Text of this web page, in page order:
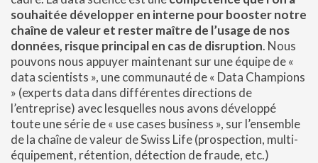
souhaitée développer en interne pour booster notre
chaîne de valeur et rester maître de l’usage de nos
données, risque principal en cas de disruption. Nous
pouvons nous appuyer maintenant sur une équipe de «
data scientists », une communauté de « Data Champions
» (experts data dans différentes directions de
l’entreprise) avec lesquelles nous avons développé
toute une série de « use cases business », sur l’ensemble
de la chaîne de valeur de Swiss Life (prospection, multi-
équipement, rétention, détection de fraude, etc.)